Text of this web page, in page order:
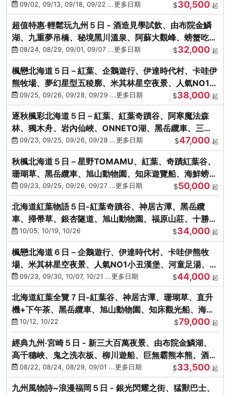
城、熊本AEON
09/02, 09/13, 09/18, 09/22 ...更多日期 $30,500 起
超值特惠‧輕鬆玩九州５日 - 酒造見學試飲、由布院金鱗
湖、九重夢吊橋、秘境黑川溫泉、阿蘇大觀峰、螃蟹吃到
飽08/24, 08/29, 09/01, 09/07 ...更多日期 $32,000 起
楓戀北海道５日－紅葉、企鵝遊行、伊達時代村、卡哇伊
熊牧場、夢幻星型五稜廓、米其林星空夜景、人氣NO1小
丑漢堡、洞爺花火
09/25, 09/26, 09/28, 09/29 ...更多日期 $38,000 起
逐秋楓彩北海道５日－紅葉、紅葉奇蹟谷、阿寒魔法森
林、獨木舟、岩內仙峽、ONNETO湖、黑岳纜車、三國
峠、豐平峽、螃蟹溫泉
09/23, 09/25, 09/26, 09/28 ...更多日期 $47,000 起
秋楓北海道５日－星野TOMAMU、紅葉、奇蹟紅葉谷、
珊瑚草、黑岳纜車、旭山動物園、知床遊覽船、海鮮螃蟹
和牛吃到飽
09/23, 09/25, 09/26, 09/27 ...更多日期 $50,000 起
北海道紅葉物語５日-紅葉奇蹟谷、神居古潭、黑岳纜
車、掃帚草、銀杏隧道、旭山動物園、福原山莊、十勝牧
場、冰的美術館
10/05, 10/19, 10/26 $34,000 起
楓戀北海道６日－企鵝遊行、伊達時代村、卡哇伊熊牧
場、米其林星空夜景、人氣NO1小丑漢堡、河童足湯、奇
幻燈遊步道、洞爺花火
09/23, 09/30, 10/07, 10/21 ...更多日期 $44,000 起
北海道紅葉全覽７日-紅葉谷、神居古潭、珊瑚草、直升
機+下午茶、黑岳纜車、旭山動物園、知床觀光船、海膽
涮涮鍋(不進免稅店)
10/12, 10/22 $79,000 起
經典九州‧宮崎５日 - 新三大百萬夜景、由布院金鱗湖、
高千穗峽、鬼之洗衣板、柳川遊船、巨無霸熊本熊、酒造
見學試飲
08/22, 08/24, 08/29, 09/01 ...更多日期 $33,500 起
九州風物詩~浪漫福岡５日 - 銀光閃耀之街、猛獸巴士、